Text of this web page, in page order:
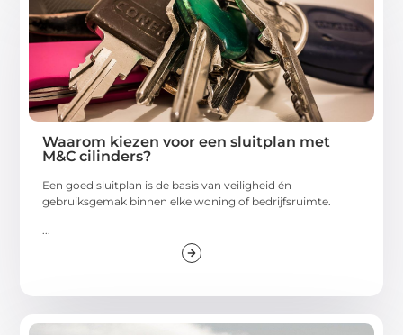
Waarom kiezen voor een sluitplan met
M&C cilinders?
Een goed sluitplan is de basis van veiligheid én
gebruiksgemak binnen elke woning of bedrijfsruimte.
...